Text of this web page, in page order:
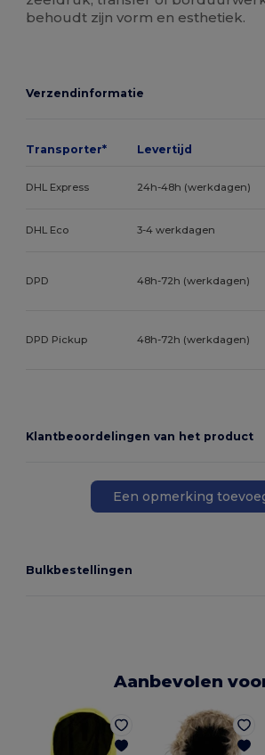
behoudt zijn vorm en esthetiek.
Verzendinformatie
Transporter* Levertijd
DHL Express 24h-48h (werkdagen)
DHL Eco 3-4 werkdagen
DPD 48h-72h (werkdagen)
DPD Pickup 48h-72h (werkdagen)
Klantbeoordelingen van het product
Een opmerking
Bulkbestellingen
Aanbevolen